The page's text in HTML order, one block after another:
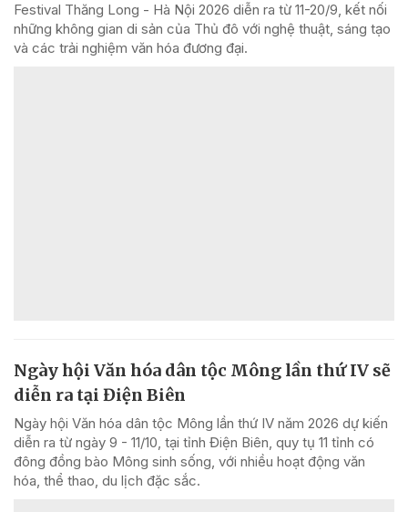
Festival Thăng Long - Hà Nội 2026 diễn ra từ 11-20/9, kết nối
những không gian di sản của Thủ đô với nghệ thuật, sáng tạo
và các trải nghiệm văn hóa đương đại.
Ngày hội Văn hóa dân tộc Mông lần thứ IV sẽ
diễn ra tại Điện Biên
Ngày hội Văn hóa dân tộc Mông lần thứ IV năm 2026 dự kiến
diễn ra từ ngày 9 - 11/10, tại tỉnh Điện Biên, quy tụ 11 tỉnh có
đông đồng bào Mông sinh sống, với nhiều hoạt động văn
hóa, thể thao, du lịch đặc sắc.